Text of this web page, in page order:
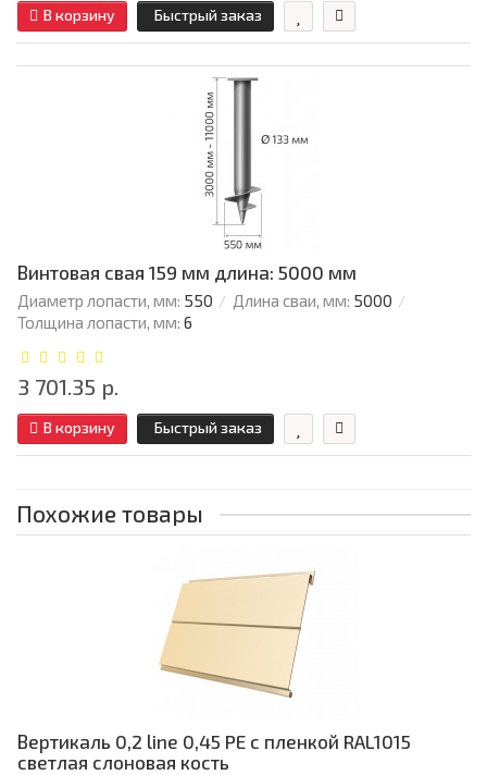
В корзину Быстрый заказ
Винтовая свая 159 мм длина: 5000 мм
Диаметр лопасти, мм: 550 Длина сваи, мм: 5000
Толщина лопасти, мм: 6
3 701.35 р.
В корзину Быстрый заказ
Похожие товары
Вертикаль 0,2 line 0,45 PE с пленкой RAL1015
светлая слоновая кость